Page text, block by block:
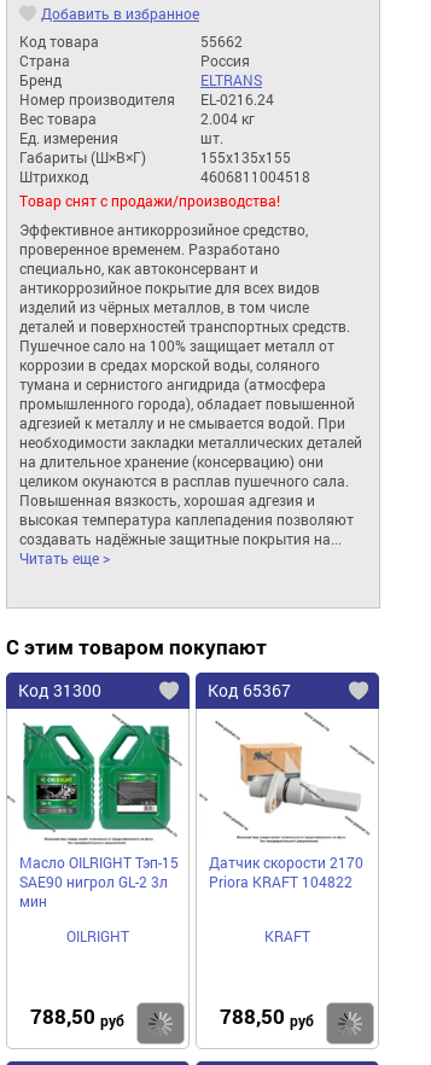
Добавить в избранное
Код товара
55662
Страна
Россия
Бренд
ELTRANS
Номер производителя
EL-0216.24
Вес товара
2.004 кг
Ед. измерения
шт.
Габариты (Ш×В×Г)
155x135x155
Штрихкод
4606811004518
Товар снят с продажи/производства!
Эффективное антикоррозийное средство,
проверенное временем. Разработано
специально, как автоконсервант и
антикоррозийное покрытие для всех видов
изделий из чёрных металлов, в том числе
деталей и поверхностей транспортных средств.
Пушечное сало на 100% защищает металл от
коррозии в средах морской воды, соляного
тумана и сернистого ангидрида (атмосфера
промышленного города), обладает повышенной
адгезией к металлу и не смывается водой. При
необходимости закладки металлических деталей
на длительное хранение (консервацию) они
целиком окунаются в расплав пушечного сала.
Повышенная вязкость, хорошая адгезия и
высокая температура каплепадения позволяют
создавать надёжные защитные покрытия на...
Читать еще >
С этим товаром покупают
Код 31300
Масло OILRIGHT Тэп-15
SAE90 нигрол GL-2 3л
мин
OILRIGHT
788,50 руб Купить
Код 65367
Датчик скорости 2170
Priora KRAFT 104822
KRAFT
788,50 руб